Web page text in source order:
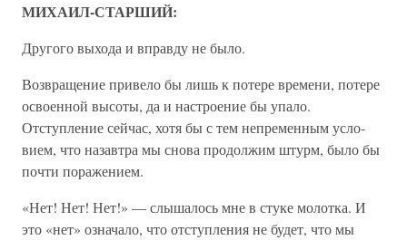
МИХАИЛ-СТАРШИЙ:
Другого выхода и вправду не было.
Возвращение привело бы лишь к потере времени, потере
освоенной высоты, да и настроение бы упало.
Отступление сейчас, хотя бы с тем непременным усло­
вием, что назавтра мы снова продолжим штурм, было бы
почти поражением.
«Нет! Нет! Нет!» — слышалось мне в стуке молотка. И
это «нет» означало, что отступления не будет, что мы